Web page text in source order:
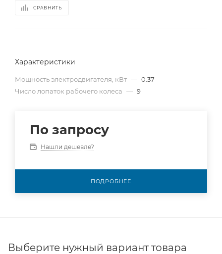
СРАВНИТЬ
Характеристики
Мощность электродвигателя, кВт — 0.37
Число лопаток рабочего колеса — 9
По запросу
Нашли дешевле?
ПОДРОБНЕЕ
Выберите нужный вариант товара